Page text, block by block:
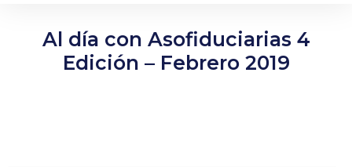
Al día con Asofiduciarias 4
Edición – Febrero 2019